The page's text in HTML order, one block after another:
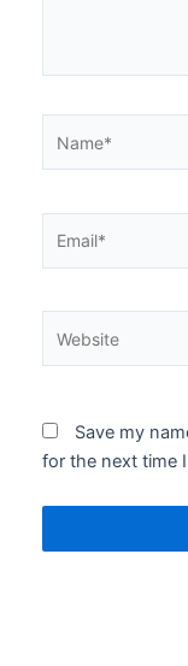
Save my
for the next time